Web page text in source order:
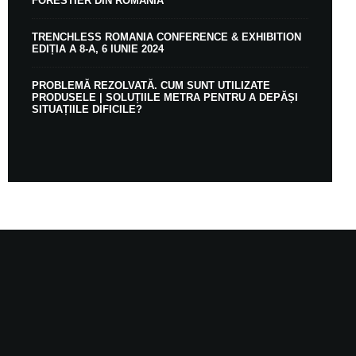
TRENCHLESS ROMANIA CONFERENCE & EXHIBITION
EDIȚIA A 8-A, 6 IUNIE 2024
PROBLEMĂ REZOLVATĂ. CUM SUNT UTILIZATE
PRODUSELE | SOLUȚIILE METRA PENTRU A DEPĂȘI
SITUAȚIILE DIFICILE?